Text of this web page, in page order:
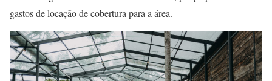
gastos de locação de cobertura para a área.